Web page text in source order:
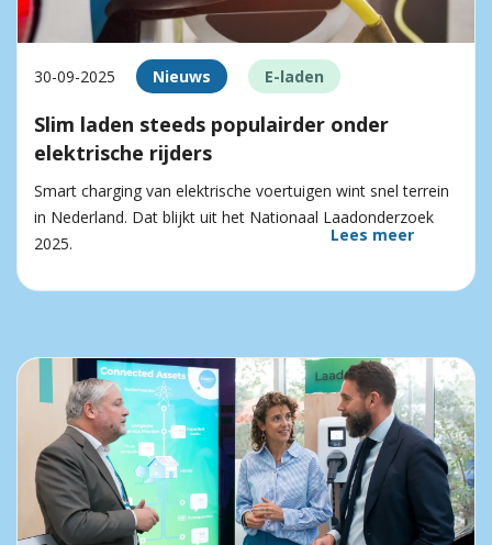
30-09-2025 Nieuws E-laden
Slim laden steeds populairder onder
elektrische rijders
Smart charging van elektrische voertuigen wint snel terrein
in Nederland. Dat blijkt uit het Nationaal Laadonderzoek
2025.
Lees meer